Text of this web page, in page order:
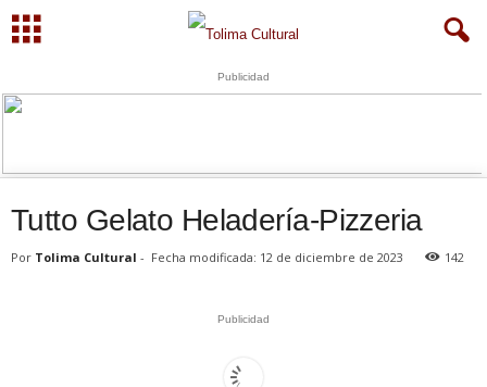
Publicidad
Tutto Gelato Heladería-Pizzeria
Por Tolima Cultural - Fecha modificada: 12 de diciembre de 2023 142
Publicidad